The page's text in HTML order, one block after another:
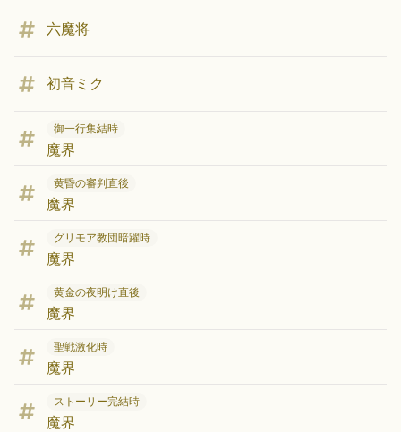
六魔将
初音ミク
御一行集結時
魔界
黄昏の審判直後
魔界
グリモア教団暗躍時
魔界
黄金の夜明け直後
魔界
聖戦激化時
魔界
ストーリー完結時
魔界